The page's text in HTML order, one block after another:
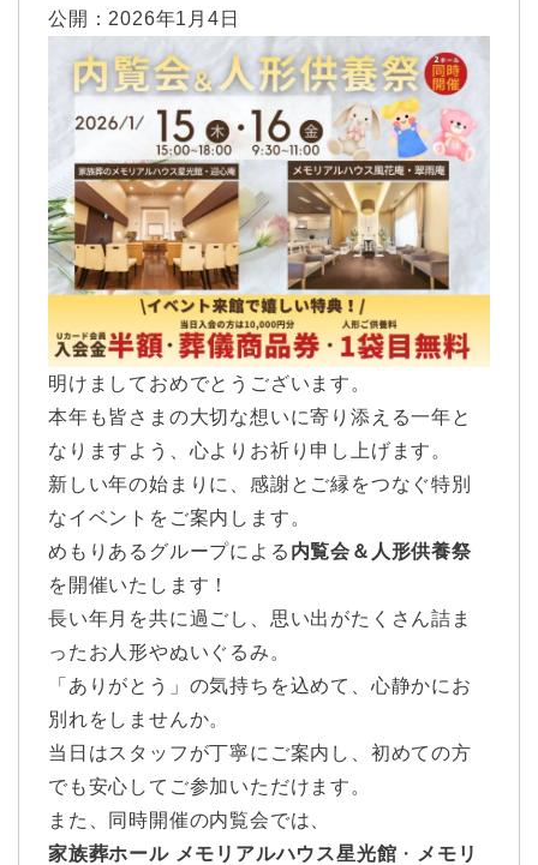
公開： 2026年1月4日
明けましておめでとうございます。
本年も皆さまの大切な想いに寄り添える一年と
なりますよう、心よりお祈り申し上げます。
新しい年の始まりに、感謝とご縁をつなぐ特別
なイベントをご案内します。
めもりあるグループによる 内覧会＆人形供養祭
を開催いたします！
長い年月を共に過ごし、思い出がたくさん詰ま
ったお人形やぬいぐるみ。
「ありがとう」の気持ちを込めて、心静かにお
別れをしませんか。
当日はスタッフが丁寧にご案内し、初めての方
でも安心してご参加いただけます。
また、同時開催の内覧会では、
家族葬ホール メモリアルハウス星光館 ・ メモリ